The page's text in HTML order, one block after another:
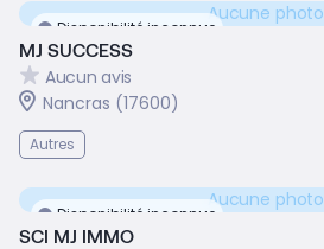
Disponibilité inconnue
Aucune photo
MJ SUCCESS
Aucun avis
Nancras (17600)
Autres
Disponibilité inconnue
Aucune photo
SCI MJ IMMO